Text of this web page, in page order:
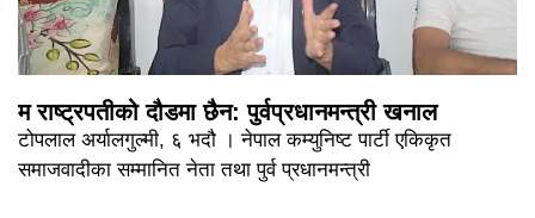
म राष्ट्रपतीको दौडमा छैन: पुर्वप्रधानमन्त्री खनाल
टोपलाल अर्यालगुल्मी, ६ भदौ । नेपाल कम्युनिष्ट पार्टी एकिकृत
समाजवादीका सम्मानित नेता तथा पुर्व प्रधानमन्त्री